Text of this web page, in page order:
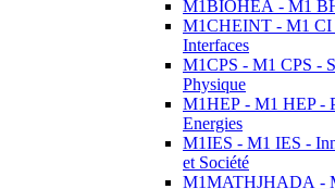
M1BIOHEA - M1
M1CHEINT - M1 CI
Interfaces
M1CPS - M1 CPS -
Physique
M1HEP - M1 HEP -
Energies
M1IES - M1 IES -
et Société
M1MATHJHADA -